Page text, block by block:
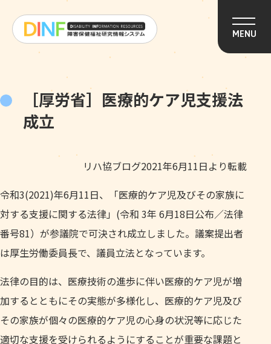
MENU
［厚労省］医療的ケア児支援法
成立
リハ協ブログ2021年6月11日より転載
令和3(2021)年6月11日、「医療的ケア児及びその家族に
対する支援に関する法律」(令和 3年 6月18日公布／法律
番号81）が参議院で可決され成立しました。議案提出者
は厚生労働委員長で、議員立法となっています。
法律の目的は、医療技術の進歩に伴い医療的ケア児が増
加するとともにその実態が多様化し、医療的ケア児及び
その家族が個々の医療的ケア児の心身の状況等に応じた
適切な支援を受けられるようにすることが重要な課題と